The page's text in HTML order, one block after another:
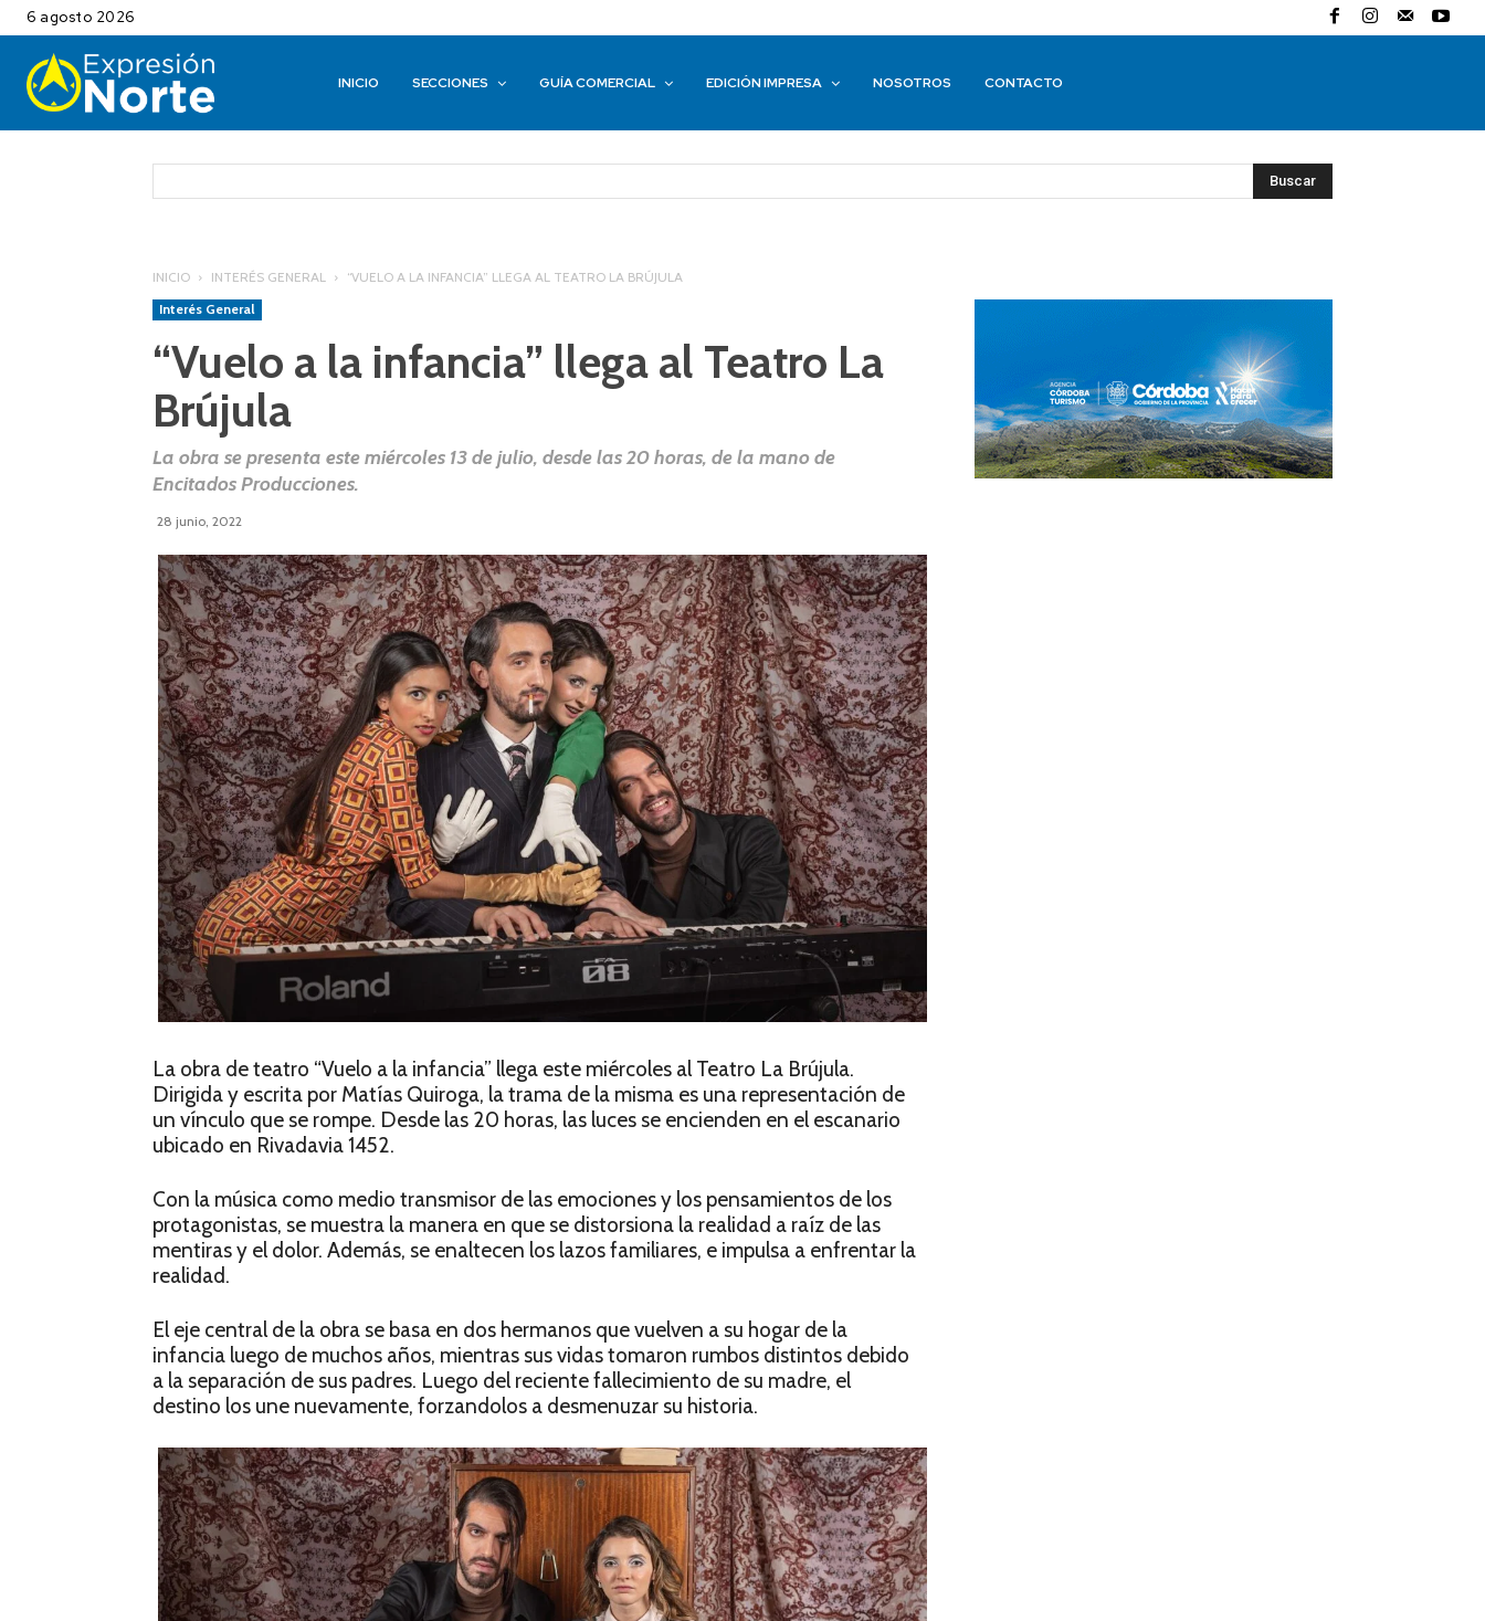
6 agosto 2026
INICIO SECCIONES GUÍA COMERCIAL EDICIÓN IMPRESA NOSOTROS CONTACTO
Buscar
INICIO INTERÉS GENERAL
“VUELO A LA INFANCIA” LLEGA AL TEATRO LA BRÚJULA
Interés General
“Vuelo a la infancia” llega al Teatro La
Brújula
La obra se presenta este miércoles 13 de julio, desde las 20 horas, de la mano de
Encitados Producciones.
28 junio, 2022
La obra de teatro “Vuelo a la infancia” llega este miércoles al Teatro La Brújula.
Dirigida y escrita por Matías Quiroga, la trama de la misma es una representación de
un vínculo que se rompe. Desde las 20 horas, las luces se encienden en el escanario
ubicado en Rivadavia 1452.
Con la música como medio transmisor de las emociones y los pensamientos de los
protagonistas, se muestra la manera en que se distorsiona la realidad a raíz de las
mentiras y el dolor. Además, se enaltecen los lazos familiares, e impulsa a enfrentar la
realidad.
El eje central de la obra se basa en dos hermanos que vuelven a su hogar de la
infancia luego de muchos años, mientras sus vidas tomaron rumbos distintos debido
a la separación de sus padres. Luego del reciente fallecimiento de su madre, el
destino los une nuevamente, forzandolos a desmenuzar su historia.